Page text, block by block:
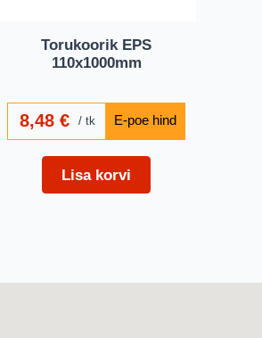
Torukoorik EPS
110x1000mm
8,48€ tk
Lisa korvi